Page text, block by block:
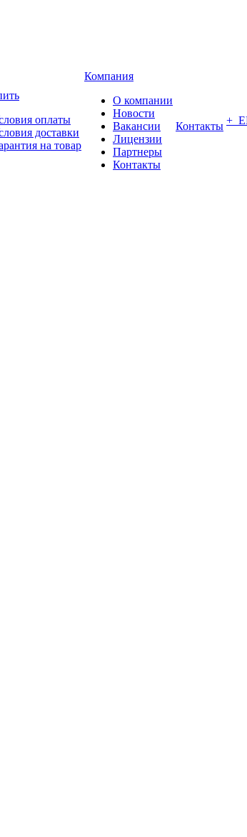
оплаты
доставки
на товар
Компания
О компании
Новости
Вакансии
Лицензии
Партнеры
Контакты
Контакты +